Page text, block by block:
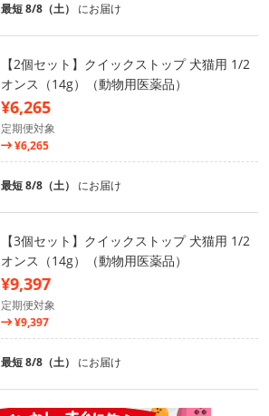
最短 8/8（土） にお届け
【2個セット】クイックストップ 犬猫用 1/2
オンス（14g）（動物用医薬品）
¥6,265
定期便対象
¥6,265
最短 8/8（土） にお届け
【3個セット】クイックストップ 犬猫用 1/2
オンス（14g）（動物用医薬品）
¥9,397
定期便対象
¥9,397
最短 8/8（土） にお届け